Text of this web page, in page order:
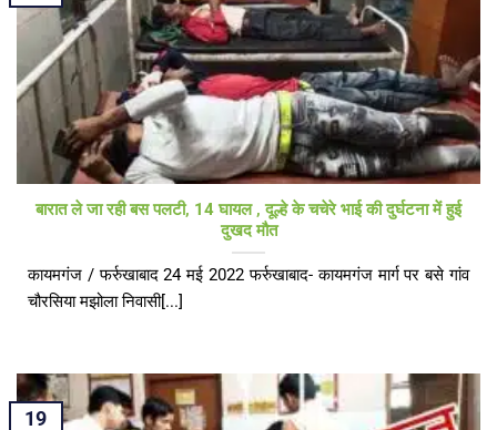
बारात ले जा रही बस पलटी, 14 घायल , दूल्हे के चचेरे भाई की दुर्घटना में हुई
दुखद मौत
कायमगंज / फर्रुखाबाद 24 मई 2022 फर्रुखाबाद- कायमगंज मार्ग पर बसे गांव
चौरसिया मझोला निवासी[...]
19